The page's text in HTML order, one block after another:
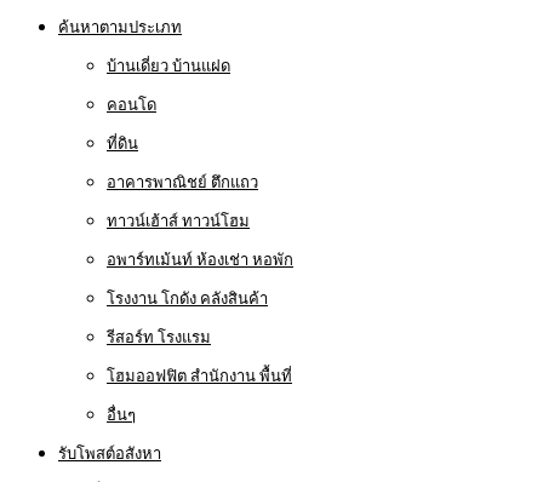
ค้นหาตามประเภท
บ้านเดี่ยว บ้านแฝด
คอนโด
ที่ดิน
อาคารพาณิชย์ ตึกแถว
ทาวน์เฮ้าส์ ทาวน์โฮม
อพาร์ทเม้นท์ ห้องเช่า หอพัก
โรงงาน โกดัง คลังสินค้า
รีสอร์ท โรงแรม
โฮมออฟฟิต สำนักงาน พื้นที่
อื่นๆ
รับโพสต์อสังหา